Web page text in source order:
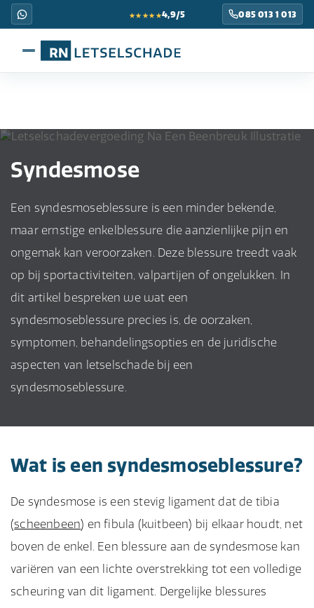
★★★★★4,9/5 085 013 1 013
Syndesmose
Een syndesmoseblessure is een minder bekende,
maar ernstige enkelblessure die aanzienlijke pijn en
ongemak kan veroorzaken. Deze blessure treedt vaak
op bij sportactiviteiten, valpartijen of ongelukken. In
dit artikel bespreken we wat een
syndesmoseblessure precies is, de oorzaken,
symptomen, behandelingsopties en de juridische
aspecten van letselschade bij een
syndesmoseblessure.
Wat is een syndesmoseblessure?
De syndesmose is een stevig ligament dat de tibia
(scheenbeen) en fibula (kuitbeen) bij elkaar houdt, net
boven de enkel. Een blessure aan de syndesmose kan
variëren van een lichte overstrekking tot een volledige
scheuring van dit ligament. Dergelijke blessures